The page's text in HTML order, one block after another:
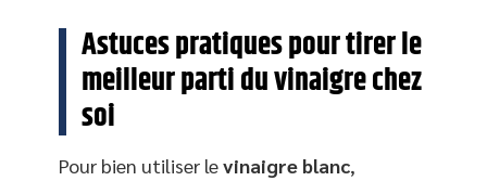
Astuces pratiques pour tirer le
meilleur parti du vinaigre chez
soi
Pour bien utiliser levinaigre blanc,